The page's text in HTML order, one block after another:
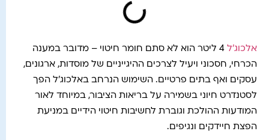
אלכוג'ל
4 ליטר הוא לא סתם חומר חיטוי – מדובר במענה
הכרחי, חסכוני ויעיל לצרכים ההיגייניים של מוסדות, ארגונים,
עסקים ואף בתים פרטיים. השימוש הנרחב באלכוג'ל הפך
לסטנדרט חיוני בשמירה על בריאות הציבור, במיוחד לאור
המודעות ההולכת וגוברת לחשיבות חיטוי הידיים במניעת
הפצת חיידקים ונגיפים.